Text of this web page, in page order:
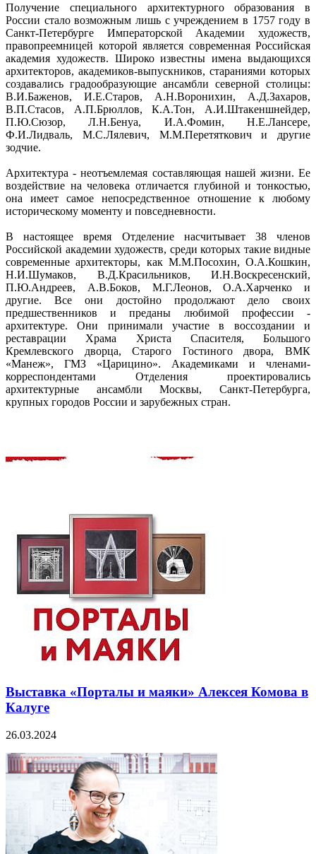
Получение специального архитектурного образования в
России стало возможным лишь с учреждением в 1757 году в
Санкт-Петербурге Императорской Академии художеств,
правопреемницей которой является современная Российская
академия художеств. Широко известны имена выдающихся
архитекторов, академиков-выпускников, стараниями которых
создавались градообразующие ансамбли северной столицы:
В.И.Баженов, И.Е.Старов, А.Н.Воронихин, А.Д.Захаров,
В.П.Стасов, А.П.Брюллов, К.А.Тон, А.И.Штакеншнейдер,
П.Ю.Сюзор, Л.Н.Бенуа, И.А.Фомин, Н.Е.Лансере,
Ф.И.Лидваль, М.С.Лялевич, М.М.Перетяткович и другие
зодчие.
Архитектура - неотъемлемая составляющая нашей жизни. Ее
воздействие на человека отличается глубиной и тонкостью,
она имеет самое непосредственное отношение к любому
историческому моменту и повседневности.
В настоящее время Отделение насчитывает 38 членов
Российской академии художеств, среди которых такие видные
современные архитекторы, как М.М.Посохин, О.А.Кошкин,
Н.И.Шумаков, В.Д.Красильников, И.Н.Воскресенский,
П.Ю.Андреев, А.В.Боков, М.Г.Леонов, О.А.Харченко и
другие. Все они достойно продолжают дело своих
предшественников и преданы любимой профессии -
архитектуре. Они принимали участие в воссоздании и
реставрации Храма Христа Спасителя, Большого
Кремлевского дворца, Старого Гостиного двора, ВМК
«Манеж», ГМЗ «Царицино». Академиками и членами-
корреспондентами Отделения проектировались
архитектурные ансамбли Москвы, Санкт-Петербурга,
крупных городов России и зарубежных стран.
Выставка «Порталы и маяки» Алексея Комова в
Калуге
26.03.2024